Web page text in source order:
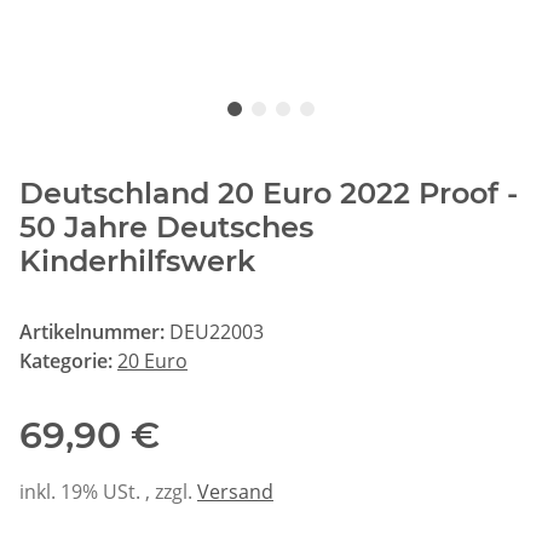
Deutschland 20 Euro 2022 Proof -
50 Jahre Deutsches
Kinderhilfswerk
Artikelnummer: DEU22003
Kategorie:20 Euro
69,90 €
inkl. 19% USt. , zzgl. Versand